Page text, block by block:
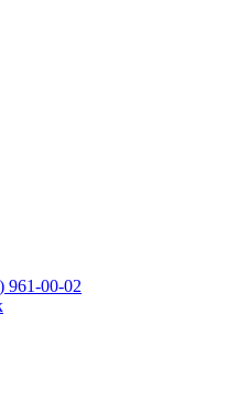
961-00-02